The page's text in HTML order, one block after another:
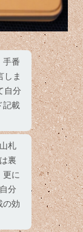
手番
しま
自分
記載
札
裏
更に
分
の効